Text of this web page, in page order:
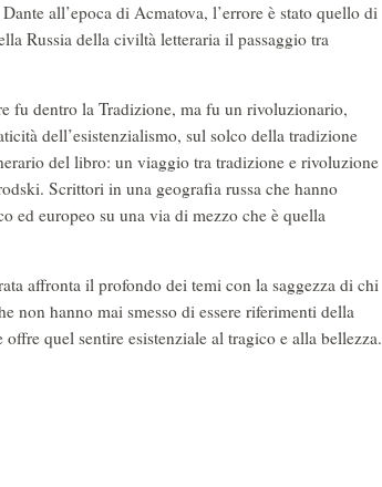
all’epoca di Acmatova, l’errore è stato quello di
Russia della civiltà letteraria il passaggio tra
fu dentro la Tradizione, ma fu un rivoluzionario,
dell’esistenzialismo, sul solco della tradizione
del libro: un viaggio tra tradizione e rivoluzione
Scrittori in una geografia russa che hanno
ed europeo su una via di mezzo che è quella
affronta il profondo dei temi con la saggezza di chi
non hanno mai smesso di essere riferimenti della
quel sentire esistenziale al tragico e alla bellezza.